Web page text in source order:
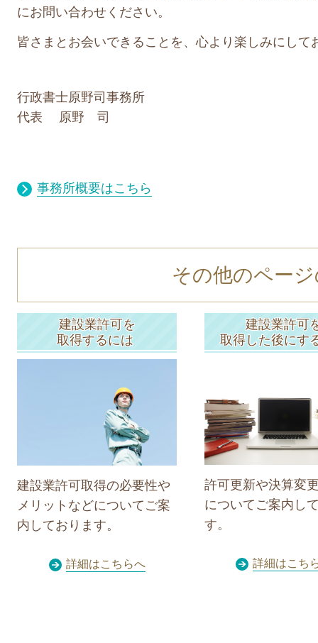
にお問い合わせください。
皆さまとお会いできることを、心より楽しみにして
行政書士原野司事務所
代表 原野 司
事務所概要はこちら
その他のペー
建設業許可を
取得するには
建設業許可取得の必要性や
メリットなどについてご案
内しております。
詳細はこちらへ
建設業許可
取得した後にす
許可更新や決算変
についてご案内し
す。
詳細はこち